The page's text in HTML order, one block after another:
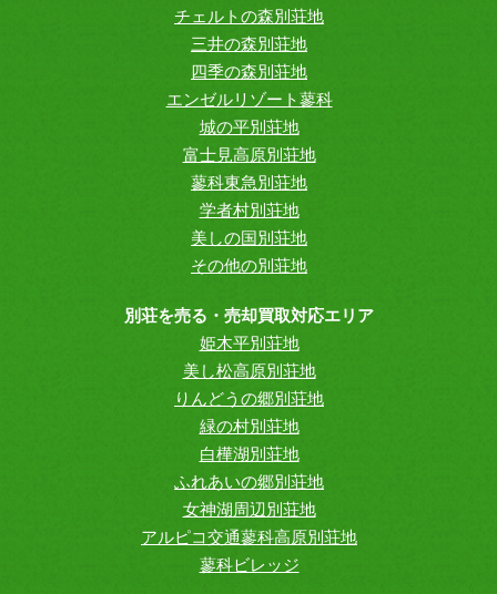
チェルトの森別荘地
三井の森別荘地
四季の森別荘地
エンゼルリゾート蓼科
城の平別荘地
富士見高原別荘地
蓼科東急別荘地
学者村別荘地
美しの国別荘地
その他の別荘地
別荘を売る・売却買取対応エリア
姫木平別荘地
美し松高原別荘地
りんどうの郷別荘地
緑の村別荘地
白樺湖別荘地
ふれあいの郷別荘地
女神湖周辺別荘地
アルピコ交通蓼科高原別荘地
蓼科ビレッジ